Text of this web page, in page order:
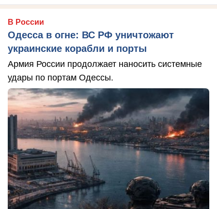
В России
Одесса в огне: ВС РФ уничтожают
украинские корабли и порты
Армия России продолжает наносить системные
удары по портам Одессы.